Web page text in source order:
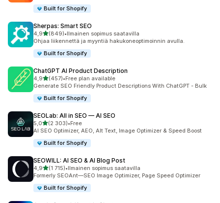
Built for Shopify
Sherpas: Smart SEO
4,9/ 5 tähteä
(849)
849 arvostelua yhteensä
•Ilmainen sopimus saatavilla
Ohjaa liikennettä ja myyntiä hakukoneoptimoinnin avulla.
Built for Shopify
ChatGPT AI Product Description
4,9/ 5 tähteä
(457)
457 arvostelua yhteensä
•Free plan available
Generate SEO Friendly Product Descriptions With ChatGPT - Bulk
Built for Shopify
SEOLab: All in SEO — AI SEO
5,0/ 5 tähteä
(2 303)
2303 arvostelua yhteensä
•Free
AI SEO Optimizer, AEO, Alt Text, Image Optimizer & Speed Boost
Built for Shopify
SEOWILL: AI SEO & AI Blog Post
4,9/ 5 tähteä
(1 715)
1715 arvostelua yhteensä
•Ilmainen sopimus saatavilla
Formerly SEOAnt—SEO Image Optimizer, Page Speed Optimizer
Built for Shopify